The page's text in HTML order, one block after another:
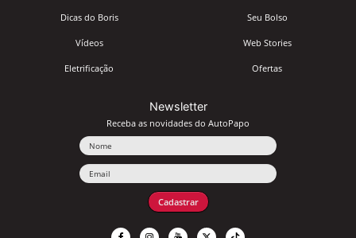
Dicas do Boris
Vídeos
Eletrificação
Seu Bolso
Web Stories
Ofertas
Newsletter
Receba as novidades do AutoPapo
Cadastrar